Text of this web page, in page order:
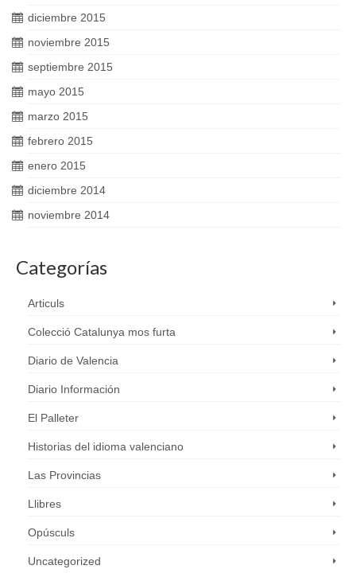
diciembre 2015
noviembre 2015
septiembre 2015
mayo 2015
marzo 2015
febrero 2015
enero 2015
diciembre 2014
noviembre 2014
Categorías
Articuls
Colecció Catalunya mos furta
Diario de Valencia
Diario Información
El Palleter
Historias del idioma valenciano
Las Provincias
Llibres
Opúsculs
Uncategorized